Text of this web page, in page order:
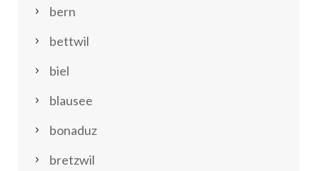
bern
bettwil
biel
blausee
bonaduz
bretzwil